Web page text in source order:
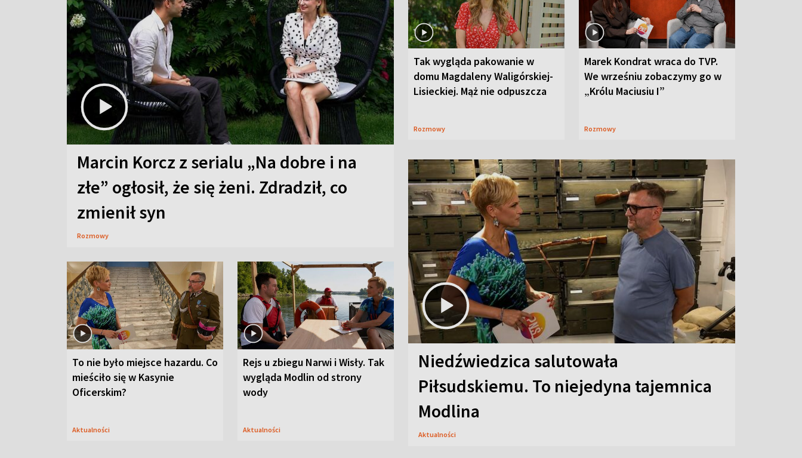
Marcin Korcz z serialu „Na dobre i na
złe” ogłosił, że się żeni. Zdradził, co
zmienił syn
Rozmowy
Tak wygląda pakowanie w
domu Magdaleny Waligórskiej-
Lisieckiej. Mąż nie odpuszcza
Rozmowy
Marek Kondrat wraca do TVP.
We wrześniu zobaczymy go w
„Królu Maciusiu I”
Rozmowy
To nie było miejsce hazardu. Co
mieściło się w Kasynie
Oficerskim?
Aktualności
Rejs u zbiegu Narwi i Wisły. Tak
wygląda Modlin od strony
wody
Aktualności
Niedźwiedzica salutowała
Piłsudskiemu. To niejedyna tajemnica
Modlina
Aktualności